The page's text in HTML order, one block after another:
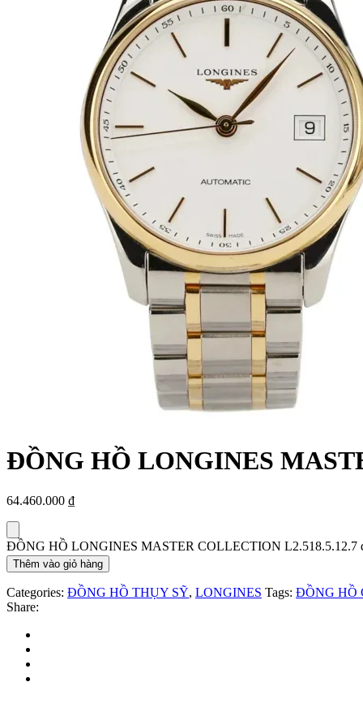
ĐỒNG HỒ LONGINES
64.460.000 ₫
ĐỒNG HỒ LONGINES MASTER COLLECTION L2.518.5.12.7
Thêm vào giỏ hàng
Categories: ĐỒNG HỒ THỤY SỸ, LONGINES Tags: ĐỒNG HỒ
Share: